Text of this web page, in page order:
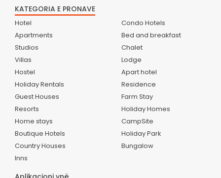
KATEGORIA E PRONAVE
Hotel
Apartments
Studios
Villas
Hostel
Holiday Rentals
Guest Houses
Resorts
Home stays
Boutique Hotels
Country Houses
Inns
Condo Hotels
Bed and breakfast
Chalet
Lodge
Apart hotel
Residence
Farm Stay
Holiday Homes
CampSite
Holiday Park
Bungalow